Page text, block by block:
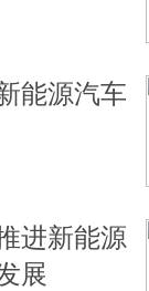
能源汽车
进新能源
展